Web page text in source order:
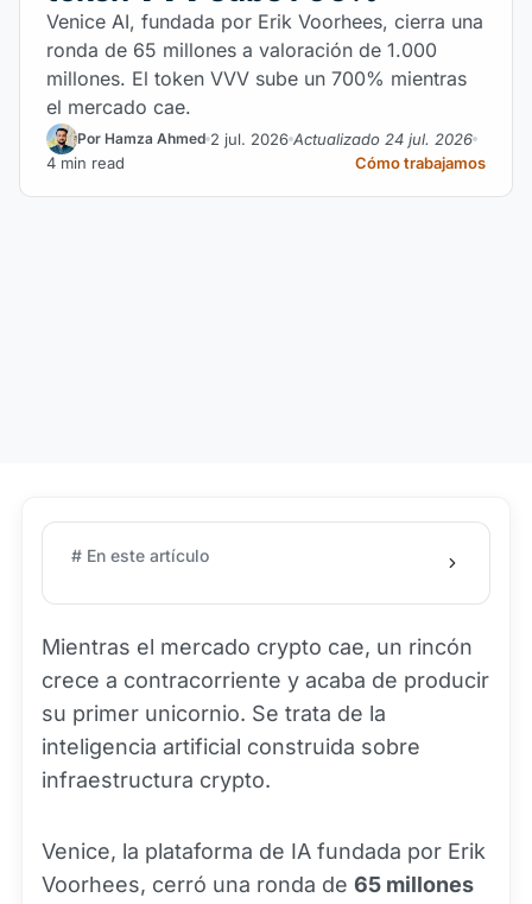
Venice AI, fundada por Erik Voorhees, cierra una
ronda de 65 millones a valoración de 1.000
millones. El token VVV sube un 700% mientras
el mercado cae.
Por Hamza Ahmed 2 jul. 2026 Actualizado 24 jul. 2026
4 min read
Cómo trabajamos
# En este artículo
Mientras el mercado crypto cae, un rincón
crece a contracorriente y acaba de producir
su primer unicornio. Se trata de la
inteligencia artificial construida sobre
infraestructura crypto.
Venice, la plataforma de IA fundada por Erik
Voorhees, cerró una ronda de 65 millones